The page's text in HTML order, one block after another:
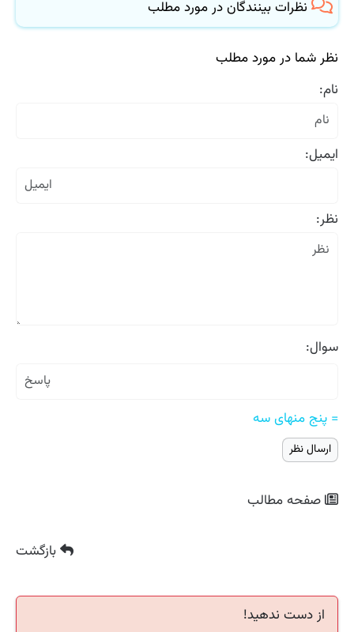
نظرات بینندگان در مورد مطلب
نظر شما در مورد مطلب
نام:
ایمیل:
نظر:
سوال:
= پنج منهای سه
صفحه مطالب
بازگشت
از دست ندهید!